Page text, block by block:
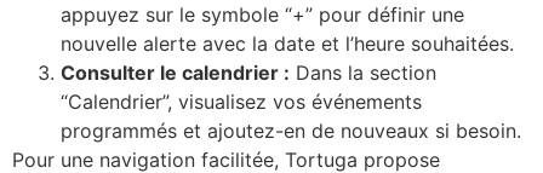
appuyez sur le symbole “+” pour définir une
nouvelle alerte avec la date et l’heure souhaitées.
Consulter le calendrier : Dans la section
“Calendrier”, visualisez vos événements
programmés et ajoutez-en de nouveaux si besoin.
Pour une navigation facilitée, Tortuga propose